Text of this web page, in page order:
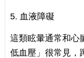
5. 血液障礙
這類眩暈通常和心
低血壓」很常見，